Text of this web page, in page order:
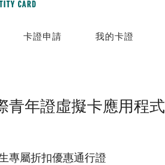
卡證申請 我的卡證
青年證虛擬卡應用程式
專屬折扣優惠通行證